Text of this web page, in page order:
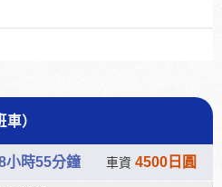
）
小時55分鐘 車資 4500日圓